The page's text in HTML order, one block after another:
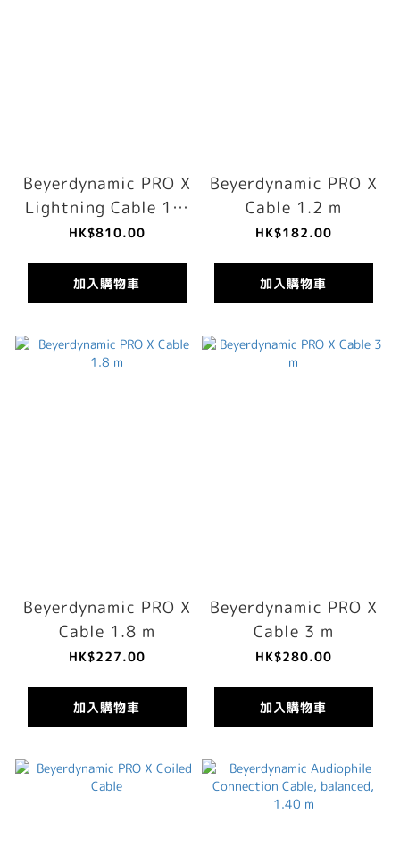
Beyerdynamic PRO X
Lightning Cable 1.6
m
HK$810.00
加入購物車
Beyerdynamic PRO X
Cable 1.2 m
HK$182.00
加入購物車
Beyerdynamic PRO X
Cable 1.8 m
HK$227.00
加入購物車
Beyerdynamic PRO X
Cable 3 m
HK$280.00
加入購物車